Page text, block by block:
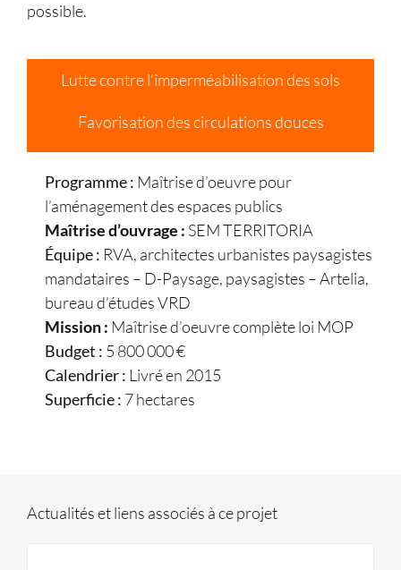
possible.
Lutte contre l’imperméabilisation des sols
Favorisation des circulations douces
Programme : Maîtrise d’oeuvre pour
l’aménagement des espaces publics
Maîtrise d’ouvrage : SEM TERRITORIA
Équipe : RVA, architectes urbanistes paysagistes
mandataires – D-Paysage, paysagistes – Artelia,
bureau d’études VRD
Mission : Maîtrise d’oeuvre complète loi MOP
Budget : 5 800 000 €
Calendrier : Livré en 2015
Superficie : 7 hectares
Actualités et liens associés à ce projet